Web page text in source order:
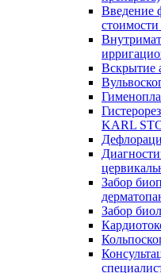
Введение
стоимости
Вскрытие
KARL
Забор
Забор